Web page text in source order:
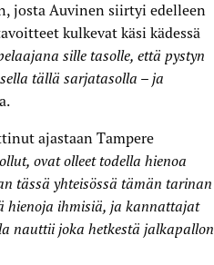
josta Auvinen siirtyi edelleen
kulkevat käsi kädessä
sille tasolle, että pystyn
tällä sarjatasolla – ja
ajastaan Tampere
ovat olleet todella hienoa
tässä yhteisössä tämän tarinan
hienoja ihmisiä, ja kannattajat
nauttii joka hetkestä jalkapallon